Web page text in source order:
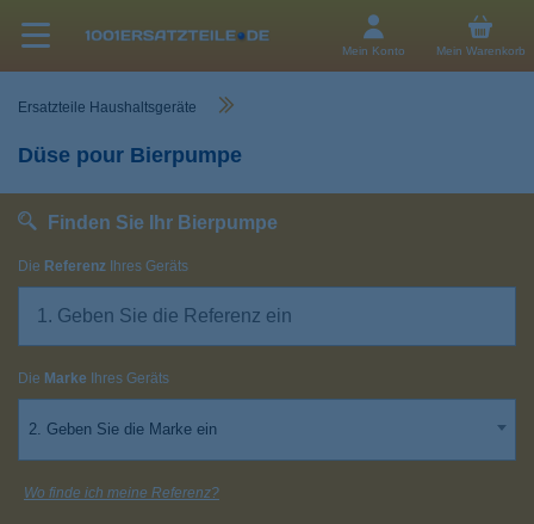
Mein Konto Mein Warenkorb
Ersatzteile Haushaltsgeräte
Düse pour Bierpumpe
Finden Sie Ihr Bierpumpe
Die Referenz Ihres Geräts
Die Marke Ihres Geräts
2. Geben Sie die Marke ein
Wo finde ich meine Referenz?